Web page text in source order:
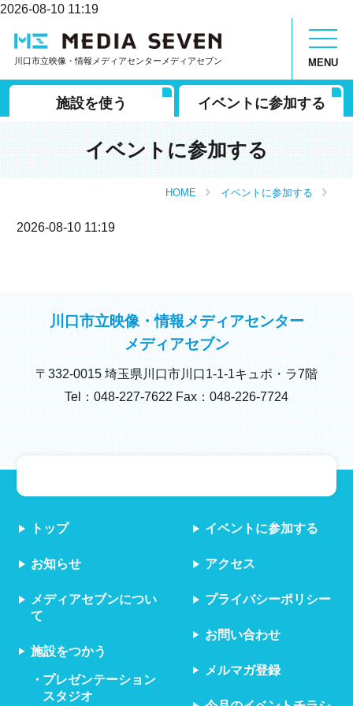
2026-08-10 11:19
川口市立映像・情報メディアセンターメディアセブン MENU
施設を使う イベントに参加する
イベントに参加する
HOME イベントに参加する
2026-08-10 11:19
川口市立映像・情報メディアセンター
メディアセブン
〒332-0015 埼玉県川口市川口1-1-1キュポ・ラ7階
Tel：048-227-7622 Fax：048-226-7724
トップ
お知らせ
メディアセブンについ
て
施設をつかう
プレゼンテーション
スタジオ
イベントに参加する
アクセス
プライバシーポリシー
お問い合わせ
メルマガ登録